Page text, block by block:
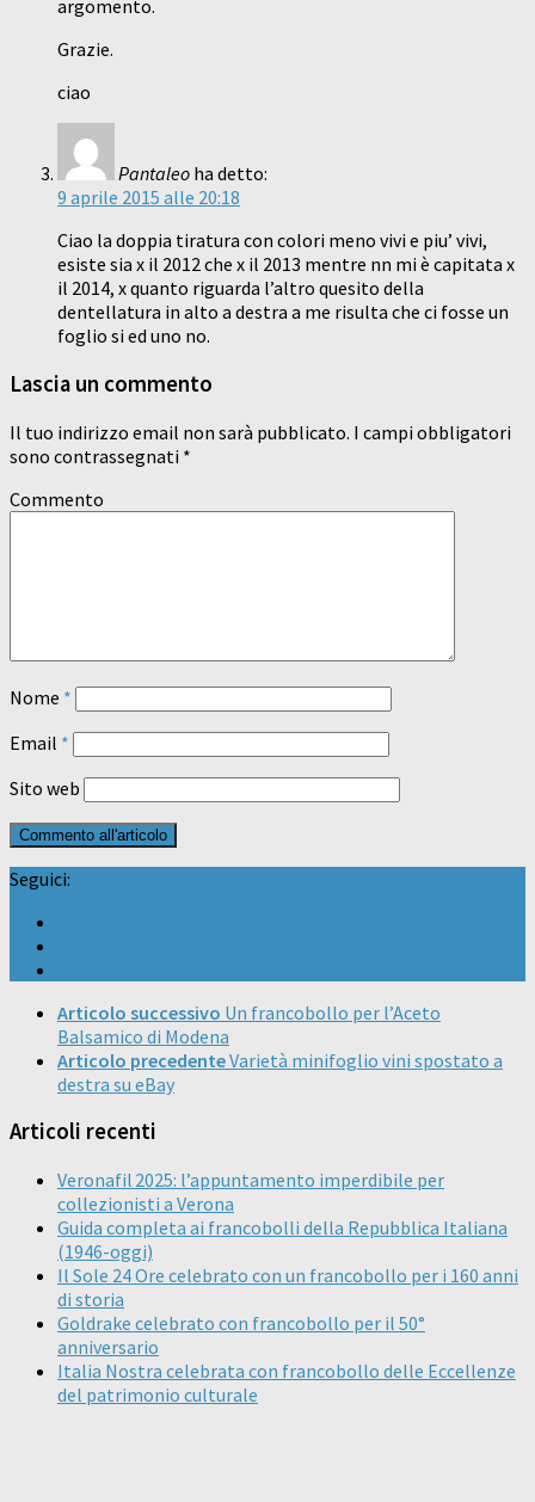
argomento.
Grazie.
ciao
Pantaleo ha detto:
9 aprile 2015 alle 20:18
Ciao la doppia tiratura con colori meno vivi e piu’ vivi,
esiste sia x il 2012 che x il 2013 mentre nn mi è capitata x
il 2014, x quanto riguarda l’altro quesito della
dentellatura in alto a destra a me risulta che ci fosse un
foglio si ed uno no.
Lascia un commento
Il tuo indirizzo email non sarà pubblicato. I campi obbligatori
sono contrassegnati *
Commento
Nome *
Email *
Sito web
Seguici:
Articolo successivo Un francobollo per l’Aceto
Balsamico di Modena
Articolo precedenteVarietà minifoglio vini spostato a
destra su eBay
Articoli recenti
Veronafil 2025: l’appuntamento imperdibile per
collezionisti a Verona
Guida completa ai francobolli della Repubblica Italiana
(1946-oggi)
Il Sole 24 Ore celebrato con un francobollo per i 160 anni
di storia
Goldrake celebrato con francobollo per il 50°
anniversario
Italia Nostra celebrata con francobollo delle Eccellenze
del patrimonio culturale